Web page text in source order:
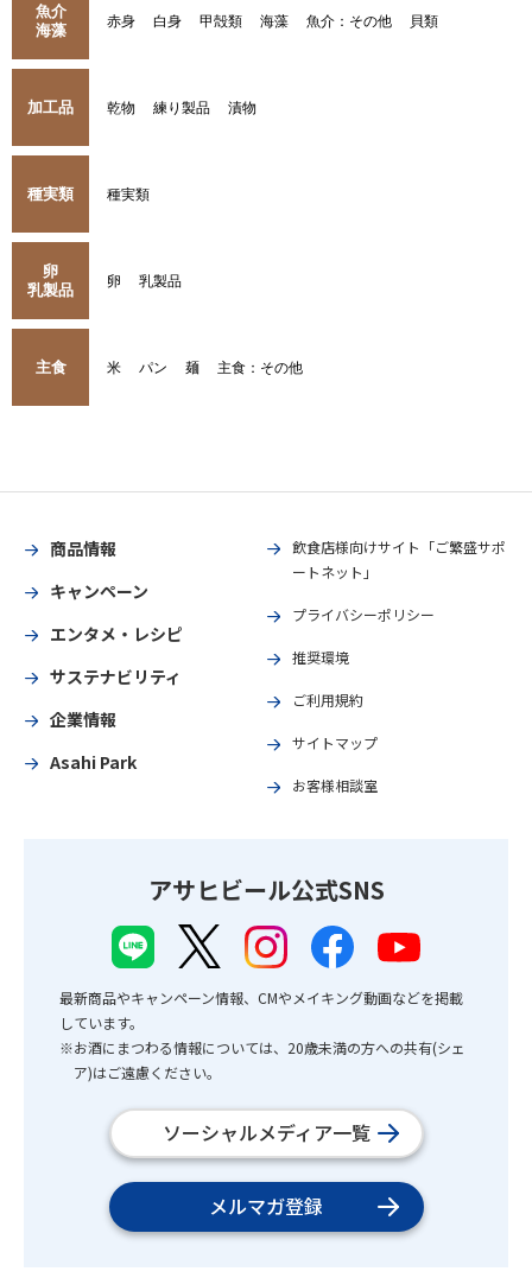
魚介
海藻
赤身 白身 甲殻類 海藻 魚介：その他 貝類
加工品 乾物 練り製品 漬物
種実類 種実類
卵
乳製品
卵 乳製品
主食 米 パン 麺 主食：その他
商品情報
キャンペーン
エンタメ・レシピ
サステナビリティ
企業情報
Asahi Park
飲食店様向けサイト「ご繁盛サポ
ートネット」
プライバシーポリシー
推奨環境
ご利用規約
サイトマップ
お客様相談室
アサヒビール公式SNS
最新商品やキャンペーン情報、CMやメイキング動画などを掲載
しています。
※お酒にまつわる情報については、20歳未満の方への共有(シェ
ア)はご遠慮ください。
ソーシャルメディア一覧
メルマガ登録